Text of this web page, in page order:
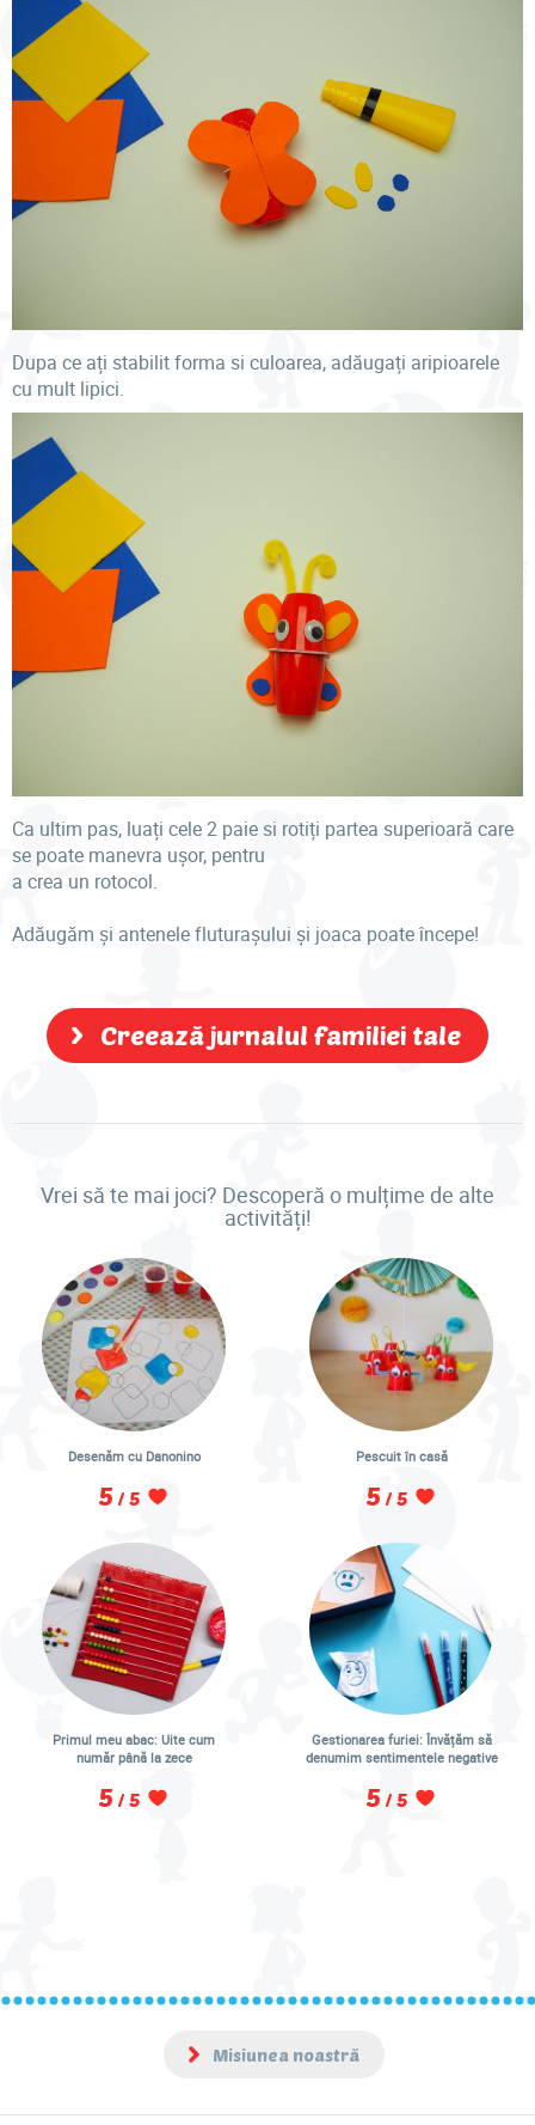
Dupa ce ați stabilit forma si culoarea, adăugați aripioarele
cu mult lipici.
Ca ultim pas, luați cele 2 paie si rotiți partea superioară care
se poate manevra ușor, pentru
a crea un rotocol.
Adăugăm și antenele fluturașului și joaca poate începe!
Creează jurnalul familiei tale
Vrei să te mai joci? Descoperă o mulțime de alte
activități!
Desenăm cu Danonino
5 / 5
Pescuit în casă
5 / 5
Primul meu abac: Uite cum
număr până la zece
5 / 5
Gestionarea furiei: Învățăm să
denumim sentimentele negative
5 / 5
Misiunea noastră